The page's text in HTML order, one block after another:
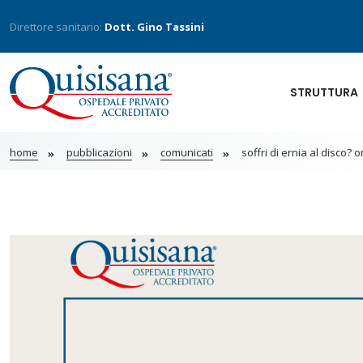
Direttore sanitario: Dott. Gino Tassini
STRUTTURA
home pubblicazioni comunicati soffri di ernia al disco?